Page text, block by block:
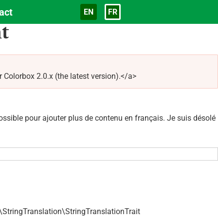
Langue
EN FR
2.0.x (the latest version).</a>
pour ajouter plus de contenu en français. Je suis désolé